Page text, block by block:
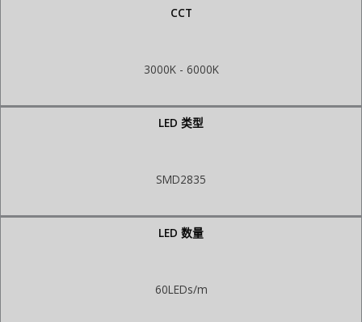
CCT
3000K - 6000K
LED 类型
SMD2835
LED 数量
60LEDs/m